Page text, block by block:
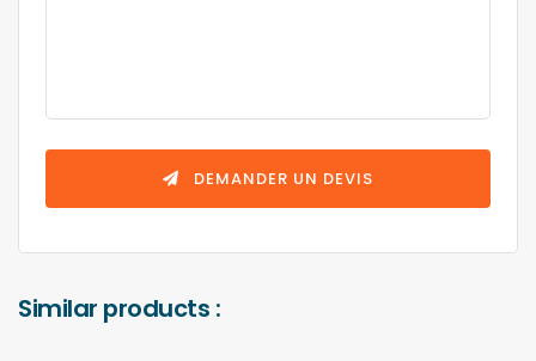
DEMANDER UN DEVIS
Similar products :